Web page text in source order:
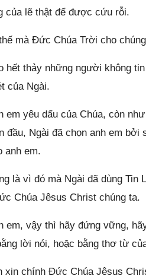
của lẽ thật để được cứu rỗi.
mà Đức Chúa Trời cho
hết thảy những người không
của Ngài.
em yêu dấu của Chúa, còn
đầu, Ngài đã chọn anh em
anh em.
là vì đó mà Ngài đã dùng Tin
Chúa Jêsus Christ chúng ta.
em, vậy thì hãy đứng vững,
lời nói, hoặc bằng thơ từ
xin chính Đức Chúa Jêsus